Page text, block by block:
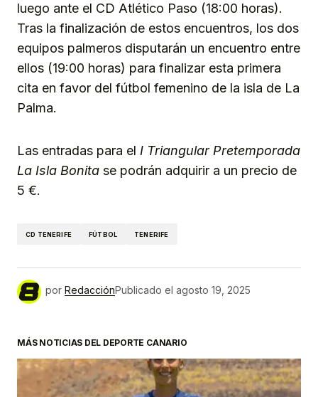
luego ante el CD Atlético Paso (18:00 horas).
Tras la finalización de estos encuentros, los dos
equipos palmeros disputarán un encuentro entre
ellos (19:00 horas) para finalizar esta primera
cita en favor del fútbol femenino de la isla de La
Palma.
Las entradas para el I Triangular Pretemporada
La Isla Bonita se podrán adquirir a un precio de
5 €.
CD TENERIFE FÚTBOL TENERIFE
por RedacciónPublicado el agosto 19, 2025
MÁS NOTICIAS DEL DEPORTE CANARIO